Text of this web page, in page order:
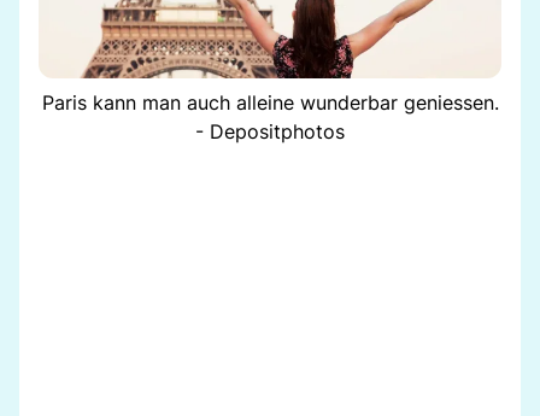
Paris kann man auch alleine wunderbar geniessen.
- Depositphotos